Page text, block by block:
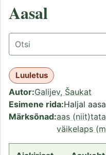
Aasal
Otsing
Luuletus
Autor Galijev, Šaukat
Esimene rida Haljal
Märksõnad aas (niit)
väikelaps